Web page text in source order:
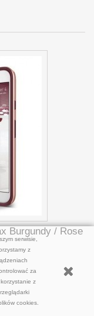
serwisie,
z
za
z
cookies.
Burgundy / Rose